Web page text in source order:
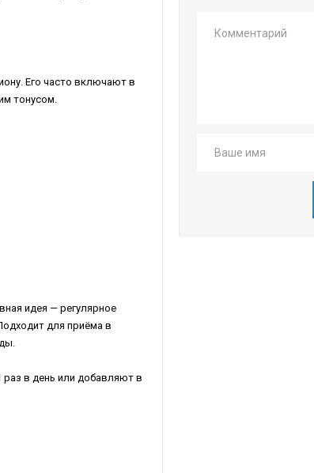
Его часто включают в
тонусом.
идея — регулярное
для приёма в
в день или добавляют в